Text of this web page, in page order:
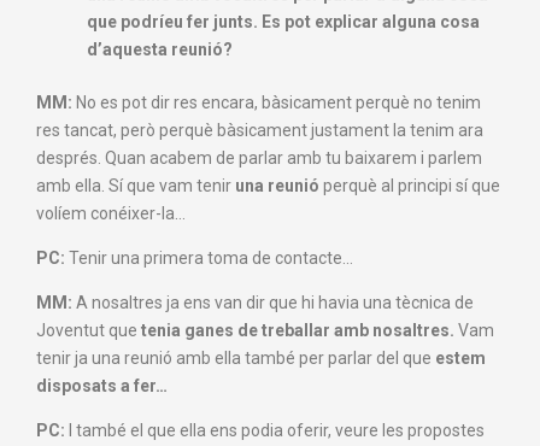
que podríeu fer junts. Es pot explicar alguna cosa
d’aquesta reunió?
MM: No es pot dir res encara, bàsicament perquè no tenim
res tancat, però perquè bàsicament justament la tenim ara
després. Quan acabem de parlar amb tu baixarem i parlem
amb ella. Sí que vam tenir una reunió perquè al principi sí que
volíem conéixer-la…
PC: Tenir una primera toma de contacte…
MM: A nosaltres ja ens van dir que hi havia una tècnica de
Joventut que tenia ganes de treballar amb nosaltres. Vam
tenir ja una reunió amb ella també per parlar del que estem
disposats a fer…
PC: I també el que ella ens podia oferir, veure les propostes